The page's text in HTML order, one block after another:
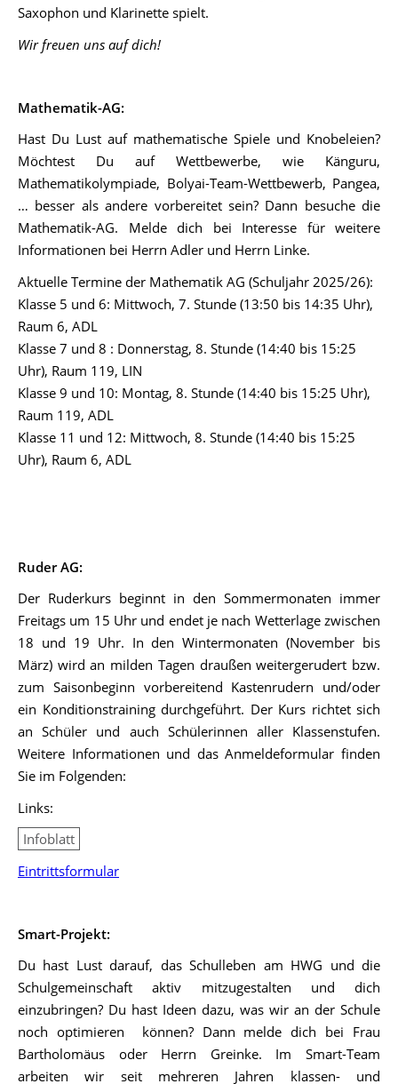
Saxophon und Klarinette spielt.
Wir freuen uns auf dich!
Mathematik-AG:
Hast Du Lust auf mathematische Spiele und Knobeleien?
Möchtest Du auf Wettbewerbe, wie Känguru,
Mathematikolympiade, Bolyai-Team-Wettbewerb, Pangea,
… besser als andere vorbereitet sein? Dann besuche die
Mathematik-AG. Melde dich bei Interesse für weitere
Informationen bei Herrn Adler und Herrn Linke.
Aktuelle Termine der Mathematik AG (Schuljahr 2025/26):
Klasse 5 und 6: Mittwoch, 7. Stunde (13:50 bis 14:35 Uhr),
Raum 6, ADL
Klasse 7 und 8 : Donnerstag, 8. Stunde (14:40 bis 15:25
Uhr), Raum 119, LIN
Klasse 9 und 10: Montag, 8. Stunde (14:40 bis 15:25 Uhr),
Raum 119, ADL
Klasse 11 und 12: Mittwoch, 8. Stunde (14:40 bis 15:25
Uhr), Raum 6, ADL
Ruder AG:
Der Ruderkurs beginnt in den Sommermonaten immer
Freitags um 15 Uhr und endet je nach Wetterlage zwischen
18 und 19 Uhr. In den Wintermonaten (November bis
März) wird an milden Tagen draußen weitergerudert bzw.
zum Saisonbeginn vorbereitend Kastenrudern und/oder
ein Konditionstraining durchgeführt. Der Kurs richtet sich
an Schüler und auch Schülerinnen aller Klassenstufen.
Weitere Informationen und das Anmeldeformular finden
Sie im Folgenden:
Links:
Infoblatt
Eintrittsformular
Smart-Projekt:
Du hast Lust darauf, das Schulleben am HWG und die
Schulgemeinschaft aktiv mitzugestalten und dich
einzubringen? Du hast Ideen dazu, was wir an der Schule
noch optimieren können? Dann melde dich bei Frau
Bartholomäus oder Herrn Greinke. Im Smart-Team
arbeiten wir seit mehreren Jahren klassen- und